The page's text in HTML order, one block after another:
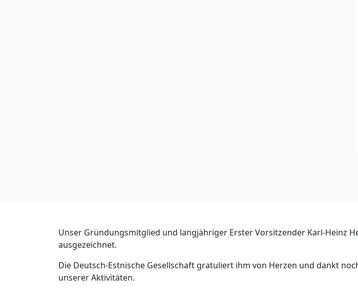
Unser Gründungsmitglied und langjähriger Erster Vorsitzender Karl-Heinz
ausgezeichnet.
Die Deutsch-Estnische Gesellschaft gratuliert ihm von Herzen und dankt
unserer Aktivitäten.